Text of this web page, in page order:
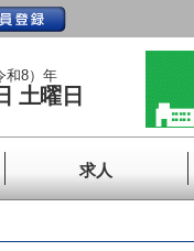
和8）年
土曜日
求人